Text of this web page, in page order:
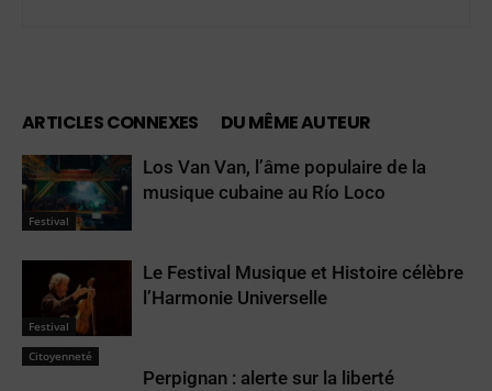
ARTICLES CONNEXES DU MÊME AUTEUR
Festival
Los Van Van, l’âme populaire de la
musique cubaine au Río Loco
Festival
Le Festival Musique et Histoire célèbre
l’Harmonie Universelle
Citoyenneté
Perpignan : alerte sur la liberté